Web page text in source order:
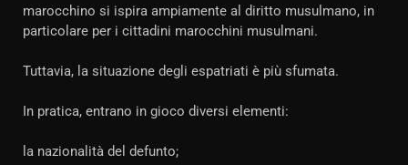
marocchino si ispira ampiamente al diritto musulmano, in
particolare per i cittadini marocchini musulmani.
Tuttavia, la situazione degli espatriati è più sfumata.
In pratica, entrano in gioco diversi elementi:
la nazionalità del defunto;